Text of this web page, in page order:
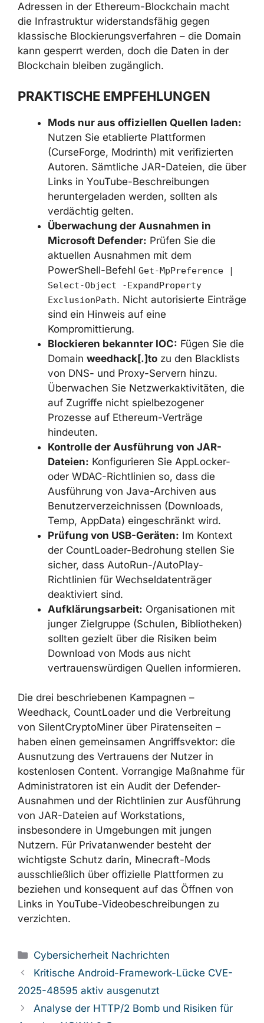
Königreich, Italien, Vietnam, Kanada und den
skandinavischen Ländern besonders
gefährdet. Der Einsatz von EtherHiding zur
Ablage von C2-Adressen in der Ethereum-
Blockchain macht die Infrastruktur
Blockierungsverfahren – die Domain kann
Blockchain bleiben zugänglich.
PRAKTISCHE EMPFEHLUNGEN
Mods nur aus offiziellen Quellen
laden:Nutzen Sie etablierte
Plattformen (CurseForge, Modrinth) mit
verifizierten Autoren. Sämtliche JAR-
Dateien, die über Links in YouTube-
Beschreibungen heruntergeladen
werden, sollten als verdächtig gelten.
Überwachung der Ausnahmen in
Microsoft Defender:Prüfen Sie die
aktuellen Ausnahmen mit dem
PowerShell-Befehl
Select-Object -ExpandProperty
ExclusionPath. Nicht autorisierte
Einträge sind ein Hinweis auf eine
Kompromittierung.
Blockieren bekannter IOC:Fügen Sie
die Domainweedhack[.]tozu den
Blacklists von DNS- und Proxy-Servern
hinzu. Überwachen Sie
Netzwerkaktivitäten, die auf Zugriffe
nicht spielbezogener Prozesse auf
Ethereum-Verträge hindeuten.
Kontrolle der Ausführung von JAR-
Dateien:Konfigurieren Sie AppLocker-
oder WDAC-Richtlinien so, dass die
Ausführung von Java-Archiven aus
Benutzerverzeichnissen (Downloads,
Temp, AppData) eingeschränkt wird.
Prüfung von USB-Geräten:
der CountLoader-Bedrohung stellen Sie
sicher, dass AutoRun-/AutoPlay-
Richtlinien für Wechseldatenträger
deaktiviert sind.
Aufklärungsarbeit: Organisationen mit
Bibliotheken) sollten gezielt über die
Risiken beim Download von Mods aus
nicht vertrauenswürdigen Quellen
informieren.
Die drei beschriebenen Kampagnen –
Weedhack, CountLoader und die Verbreitung
von SilentCryptoMiner über Piratenseiten –
haben einen gemeinsamen Angriffsvektor: die
Ausnutzung des Vertrauens der Nutzer in
kostenlosen Content. Vorrangige Maßnahme
für Administratoren ist ein Audit der Defender-
Ausnahmen und der Richtlinien zur
Ausführung von JAR-Dateien auf
Workstations, insbesondere in Umgebungen
mit jungen Nutzern. Für Privatanwender
Minecraft-Mods ausschließlich über offizielle
Plattformen zu beziehen und konsequent auf
das Öffnen von Links in YouTube-
Videobeschreibungen zu verzichten.